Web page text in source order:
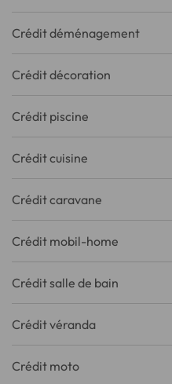
Crédit déménagement
Crédit décoration
Crédit piscine
Crédit cuisine
Crédit caravane
Crédit mobil-home
Crédit salle de bain
Crédit véranda
Crédit moto